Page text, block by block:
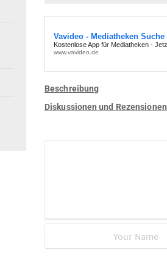
Beschreibung
Diskussionen und Rezensionen